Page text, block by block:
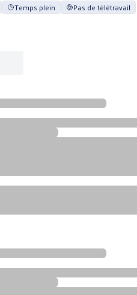
Temps plein
Pas de télétravail